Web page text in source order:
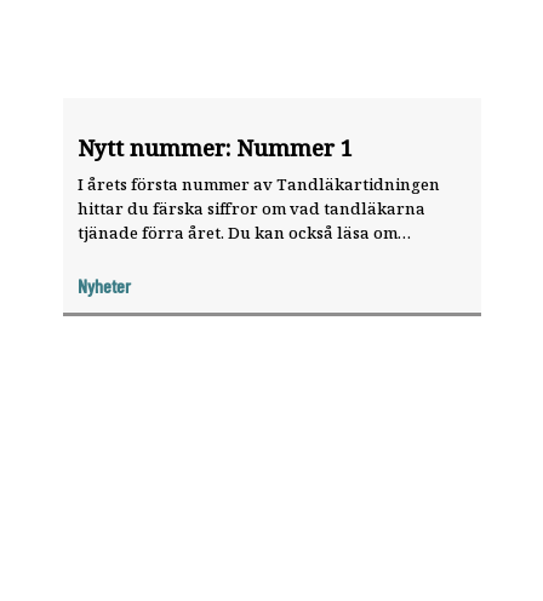
Nytt nummer: Nummer 1
I årets första nummer av Tandläkartidningen
hittar du färska siffror om vad tandläkarna
tjänade förra året. Du kan också läsa om
bedriver tandvård i Gaza. Och så inleds årets
Nyheter